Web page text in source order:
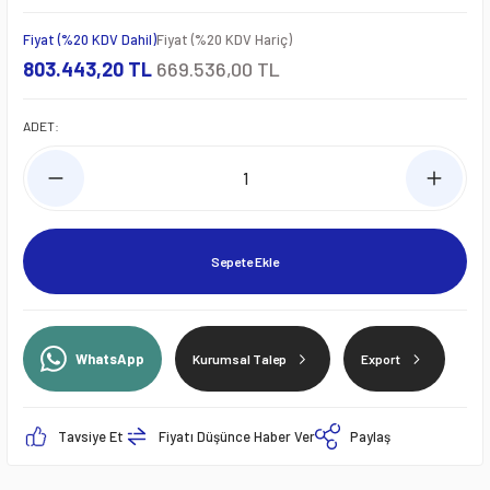
Fiyat (%20 KDV Dahil)
803.443,20 TL
Fiyat (%20 KDV Hariç)
669.536,00 TL
ADET:
Sepete Ekle
WhatsApp Kurumsal Talep Export
Tavsiye Et Fiyatı Düşünce Haber Ver Paylaş